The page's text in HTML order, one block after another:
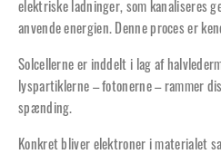
elektriske ladninger, som kanaliseres
anvende energien. Denne proces er
Solcellerne er inddelt i lag af
lyspartiklerne – fotonerne – rammer
spænding.
Konkret bliver elektroner i materialet